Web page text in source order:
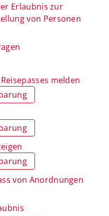
Erlaubnis zur
von Personen
melden
von Anordnungen